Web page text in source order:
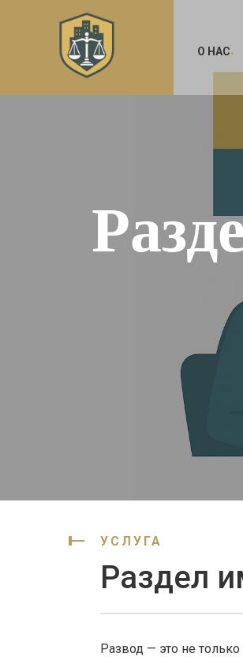
О НАС
УСЛУГА
Раздел
Развод — это не